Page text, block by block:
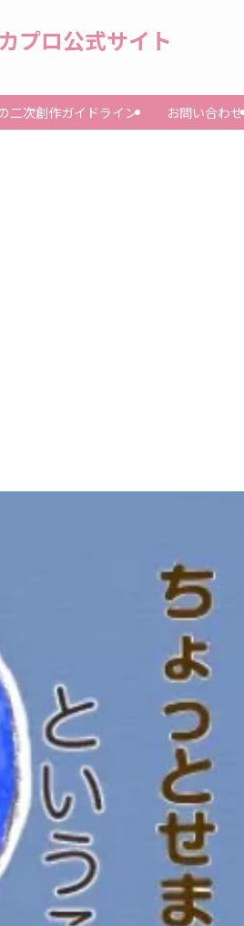
プロ公式サイト
二次創作ガイドライン お問い合わせ